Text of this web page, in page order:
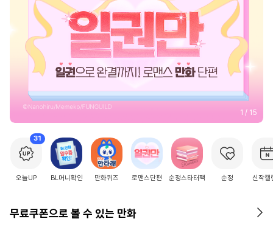
2 / 15
31
오늘UP BL머니확인 만화퀴즈 로맨스단편 순정스타터팩 순정 신작캘
무료쿠폰으로 볼 수 있는 만화